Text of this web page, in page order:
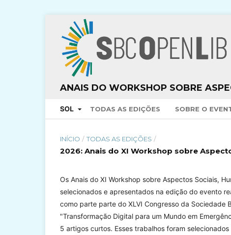
ANAIS DO WORKSHOP SOBRE
SOL TODAS AS EDIÇÕES SOBRE O
INÍCIO / TODAS AS EDIÇÕES /
2026: Anais do XI Workshop sobre
Os Anais do XI Workshop sobre Aspectos Sociais,
selecionados e apresentados na edição do evento
como parte parte do XLVI Congresso da Sociedade
"Transformação Digital para um Mundo em
5 artigos curtos. Esses trabalhos foram